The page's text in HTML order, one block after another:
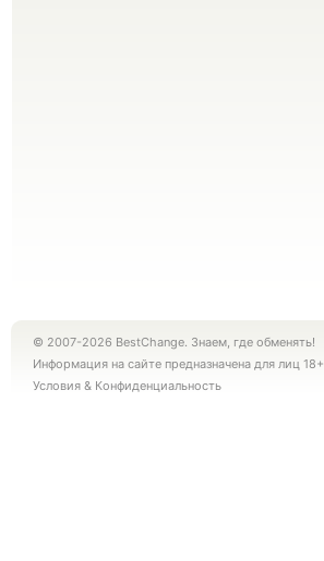
© 2007-2026 BestChange. Знаем, где обменять!
Информация на сайте предназначена для лиц 18+
Условия & Конфиденциальность